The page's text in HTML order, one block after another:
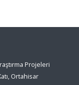
Projeleri
Ortahisar